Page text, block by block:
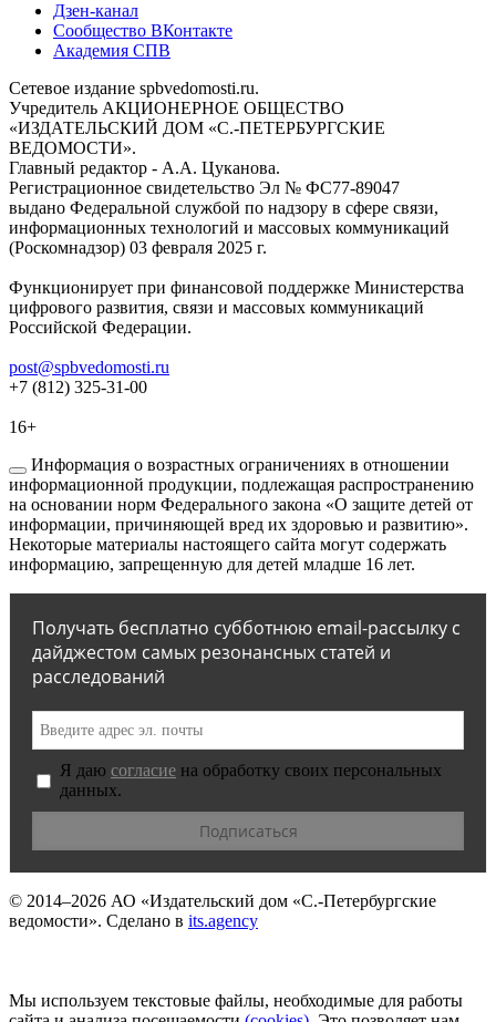
Дзен-канал
Сообщество ВКонтакте
Академия СПВ
Сетевое издание spbvedomosti.ru.
Учредитель АКЦИОНЕРНОЕ ОБЩЕСТВО
«ИЗДАТЕЛЬСКИЙ ДОМ «С.-ПЕТЕРБУРГСКИЕ
ВЕДОМОСТИ».
Главный редактор - А.А. Цуканова.
Регистрационное свидетельство Эл № ФС77-89047
выдано Федеральной службой по надзору в сфере связи,
информационных технологий и массовых коммуникаций
(Роскомнадзор) 03 февраля 2025 г.
Функционирует при финансовой поддержке Министерства
цифрового развития, связи и массовых коммуникаций
Российской Федерации.
post@spbvedomosti.ru
+7 (812) 325-31-00
16+
Информация о возрастных ограничениях в отношении
информационной продукции, подлежащая распространению
на основании норм Федерального закона «О защите детей от
информации, причиняющей вред их здоровью и развитию».
Некоторые материалы настоящего сайта могут содержать
информацию, запрещенную для детей младше 16 лет.
Получать бесплатно субботнюю email-рассылку с
дайджестом самых резонансных статей и
расследований
Я даю согласие на обработку своих персональных
данных.
© 2014–2026 АО «Издательский дом «С.-Петербургские
ведомости». Сделано в its.agency
Мы используем текстовые файлы, необходимые для работы